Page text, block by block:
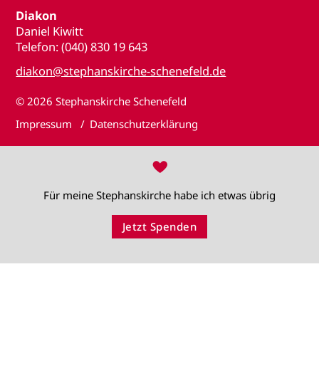
Diakon
Daniel Kiwitt
Telefon: (040) 830 19 643
diakon@stephanskirche-schenefeld.de
© 2026 Stephanskirche Schenefeld
Impressum
Datenschutzerklärung
♥
Für meine Stephanskirche habe ich etwas übrig
Jetzt Spenden